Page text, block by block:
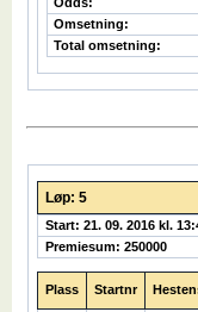
Omsetning:
Total omsetning:
Løp: 5
Start: 21. 09. 2016 kl.
Premiesum: 250000
Plass Startnr